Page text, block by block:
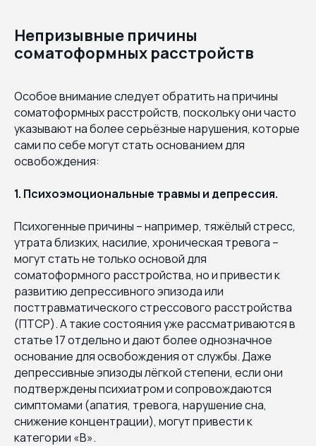
Непризывные причины
соматоформных расстройств
Особое внимание следует обратить на причины
соматоформных расстройств, поскольку они часто
указывают на более серьёзные нарушения, которые
сами по себе могут стать основанием для
освобождения:
1. Психоэмоциональные травмы и депрессия.
Психогенные причины – например, тяжёлый стресс,
утрата близких, насилие, хроническая тревога –
могут стать не только основой для
соматоформного расстройства, но и привести к
развитию депрессивного эпизода или
посттравматического стрессового расстройства
(ПТСР). А такие состояния уже рассматриваются в
статье 17 отдельно и дают более однозначное
основание для освобождения от службы. Даже
депрессивные эпизоды лёгкой степени, если они
подтверждены психиатром и сопровождаются
симптомами (апатия, тревога, нарушение сна,
снижение концентрации), могут привести к
категории «В».